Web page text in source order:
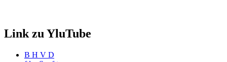
Link zu YluTube
B H V D